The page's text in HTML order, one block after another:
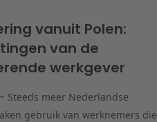
vanuit Polen:
van de
werkgever
Steeds meer Nederlandse
gebruik van werknemers die